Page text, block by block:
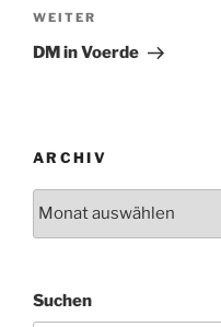
Nächster
Beitrag
WEITER
DM in Voerde
ARCHIV
Suchen